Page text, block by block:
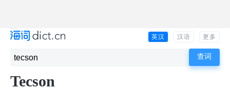
英汉 汉语 更多
Tecson